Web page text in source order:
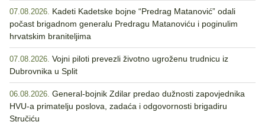
07.08.2026. Kadeti Kadetske bojne “Predrag Matanović” odali
počast brigadnom generalu Predragu Matanoviću i poginulim
hrvatskim braniteljima
07.08.2026. Vojni piloti prevezli životno ugroženu trudnicu iz
Dubrovnika u Split
06.08.2026. General-bojnik Zdilar predao dužnosti zapovjednika
HVU-a primatelju poslova, zadaća i odgovornosti brigadiru
Stručiću